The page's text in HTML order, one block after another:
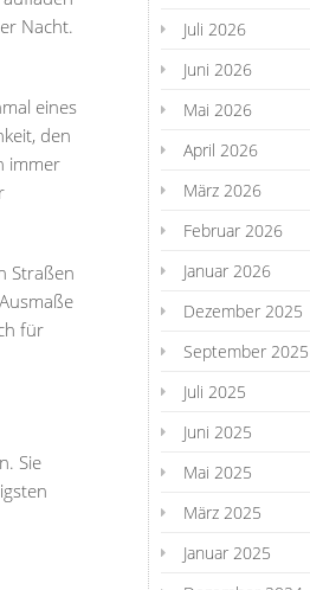
Nacht.
eines
den
immer
Straßen
für
Sie
Juli 2026
Juni 2026
Mai 2026
April 2026
März 2026
Februar 2026
Januar 2026
Dezember 2025
September 2025
Juli 2025
Juni 2025
Mai 2025
März 2025
Januar 2025